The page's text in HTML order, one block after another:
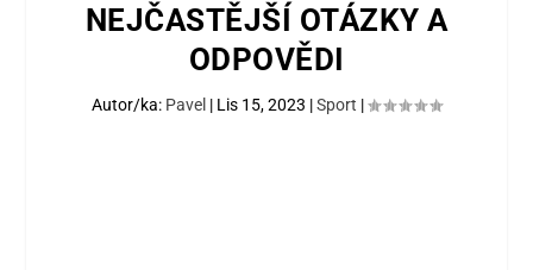
NEJČASTĚJŠÍ OTÁZKY A
ODPOVĚDI
Autor/ka: Pavel | Lis 15, 2023 |Sport |